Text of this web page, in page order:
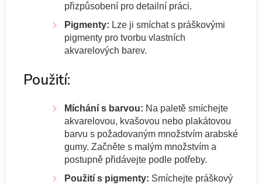
přizpůsobení pro detailní práci.
Pigmenty: Lze ji smíchat s práškovými
pigmenty pro tvorbu vlastních
akvarelových barev.
Použití:
Míchání s barvou: Na paletě smíchejte
akvarelovou, kvašovou nebo plakátovou
barvu s požadovaným množstvím arabské
gumy. Začněte s malým množstvím a
postupně přidávejte podle potřeby.
Použití s pigmenty: Smíchejte práškový